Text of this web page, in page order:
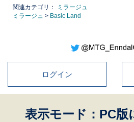
関連カテゴリ：
ミラージュ
ミラージュ > Basic Land
ログイン
表示モード：PC版